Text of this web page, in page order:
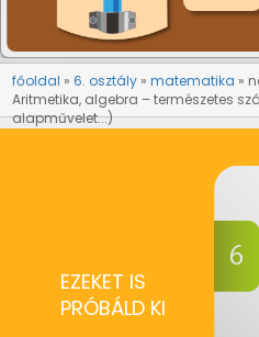
főoldal 6. osztály matematika
Aritmetika, algebra – természetes
alapművelet...)
EZEKET IS
PRÓBÁLD KI